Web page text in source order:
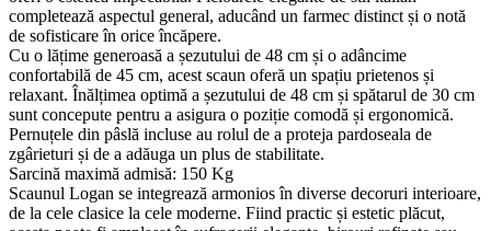
completează aspectul general, aducând un farmec distinct și o notă
de sofisticare în orice încăpere.
Cu o lățime generoasă a șezutului de 48 cm și o adâncime
confortabilă de 45 cm, acest scaun oferă un spațiu prietenos și
relaxant. Înălțimea optimă a șezutului de 48 cm și spătarul de 30 cm
sunt concepute pentru a asigura o poziție comodă și ergonomică.
Pernuțele din pâslă incluse au rolul de a proteja pardoseala de
zgârieturi și de a adăuga un plus de stabilitate.
Sarcină maximă admisă: 150 Kg
Scaunul Logan se integrează armonios în diverse decoruri interioare,
de la cele clasice la cele moderne. Fiind practic și estetic plăcut,